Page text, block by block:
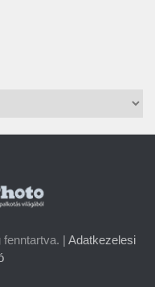
fenntartva. | Adatkezelesi